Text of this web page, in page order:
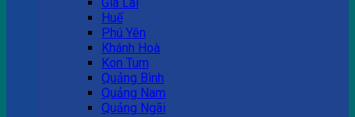
Huế
Phú Yên
Khánh Hoà
Kon Tum
Quảng Bình
Quảng Nam
Quảng Ngãi